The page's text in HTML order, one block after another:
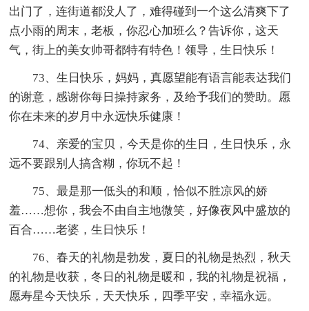
出门了，连街道都没人了，难得碰到一个这么清爽下了
点小雨的周末，老板，你忍心加班么？告诉你，这天
气，街上的美女帅哥都特有特色！领导，生日快乐！
73、生日快乐，妈妈，真愿望能有语言能表达我们
的谢意，感谢你每日操持家务，及给予我们的赞助。愿
你在未来的岁月中永远快乐健康！
74、亲爱的宝贝，今天是你的生日，生日快乐，永
远不要跟别人搞含糊，你玩不起！
75、最是那一低头的和顺，恰似不胜凉风的娇
羞……想你，我会不由自主地微笑，好像夜风中盛放的
百合……老婆，生日快乐！
76、春天的礼物是勃发，夏日的礼物是热烈，秋天
的礼物是收获，冬日的礼物是暖和，我的礼物是祝福，
愿寿星今天快乐，天天快乐，四季平安，幸福永远。